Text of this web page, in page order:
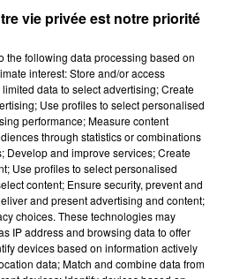
sec
DÉLÉGUÉE CHARGÉE DE
vie privée est notre priorité
the following data processing based on
interest: Store and/or access
data to select advertising; Create
Use profiles to select personalised
performance; Measure content
through statistics or combinations
Develop and improve services; Create
Use profiles to select personalised
content; Ensure security, prevent and
and present advertising and content;
choices. These technologies may
IP address and browsing data to offer
devices based on information actively
data; Match and combine data from